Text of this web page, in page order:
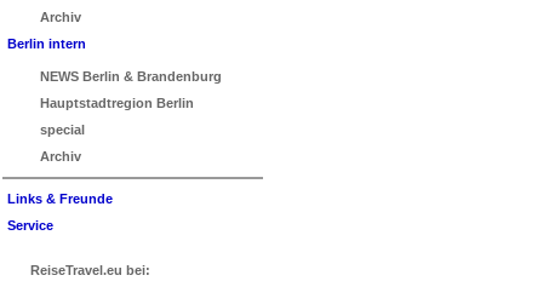
Archiv
Berlin intern
NEWS Berlin & Brandenburg
Hauptstadtregion Berlin
special
Archiv
Links & Freunde
Service
ReiseTravel.eu bei: